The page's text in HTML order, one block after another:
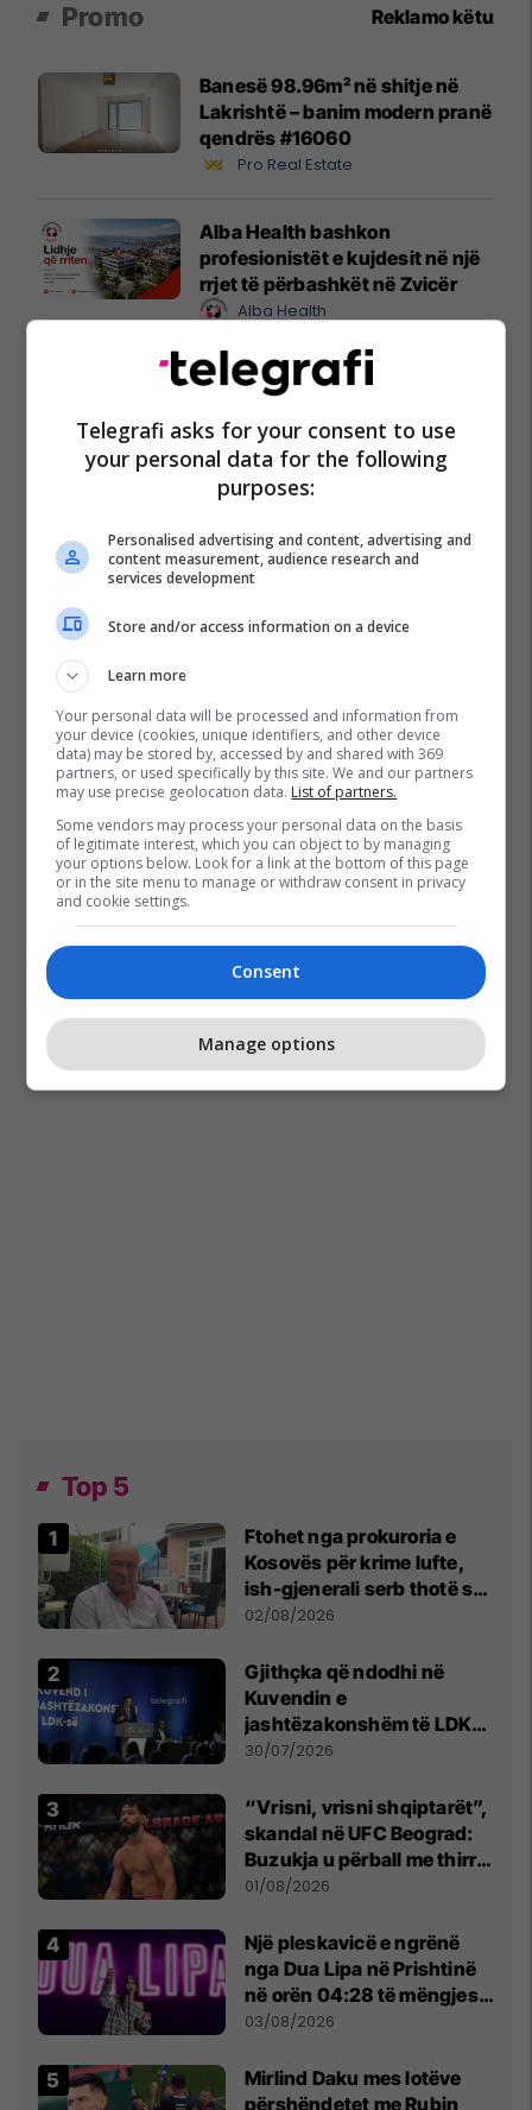
Promo Reklamo këtu
Banesë 98.96m² në shitje në
Lakrishtë – banim modern pranë
qendrës #16060
Pro Real Estate
Alba Health bashkon
profesionistët e kujdesit në një
rrjet të përbashkët në Zvicër
Alba Health
Nga UBT në skenën botërore të
robotikës: Kosova drejt Koresë
së Jugut
UBT
biznesit tuaj online
Plan B
Top 5
Ftohet nga prokuroria e
Kosovës për krime lufte,
ish-gjenerali serb thotë se
dikush e tradhtoi në
02/08/2026
Gjithçka që ndodhi në
Kuvendin e
jashtëzakonshëm të LDK-
së
30/07/2026
“Vrisni, vrisni shqiptarët”,
skandal në UFC Beograd:
Buzukja u përball me thirrje
anti-shqiptare nga
01/08/2026
Një pleskavicë e ngrënë
nga Dua Lipa në Prishtinë
në orën 04:28 të mëngjesit
- dhe bota digjitale serbe
03/08/2026
Mirlind Daku mes lotëve
përshëndetet me Rubin
Telegrafi asks for your consent to use
your personal data for the following
purposes:
Personalised advertising and content, advertising and
content measurement, audience research and
services development
Store and/or access information on a device
Learn more
Your personal data will be processed and information from
your device (cookies, unique identifiers, and other device
data) may be stored by, accessed by and shared with 369
partners, or used specifically by this site. We and our partners
may use precise geolocation data. List of partners.
Some vendors may process your personal data on the basis
of legitimate interest, which you can object to by managing
your options below. Look for a link at the bottom of this page
or in the site menu to manage or withdraw consent in privacy
and cookie settings.
Consent
Manage options